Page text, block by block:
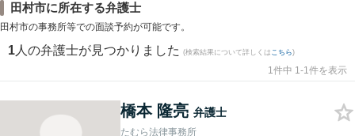
田村市に所在する弁護士
田村市の事務所等での面談予約が可能です。
1 人の弁護士が見つかりました (検索結果について詳しくは こちら)
1件中 1-1件を表示
橋本 隆亮 弁護士
たむら法律事務所